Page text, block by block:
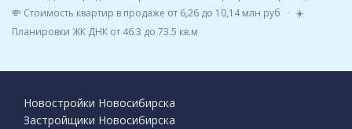
💸 Стоимость квартир в продаже от 6,26 до 10,14 млн руб
☀️
Планировки ЖК ДНК от 46.3 до 73.5 кв.м
Новостройки Новосибирска
Застройщики Новосибирска